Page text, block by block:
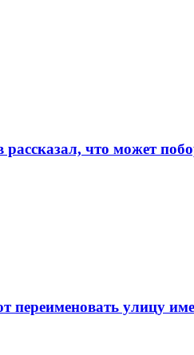
рассказал, что может
переименовать улицу